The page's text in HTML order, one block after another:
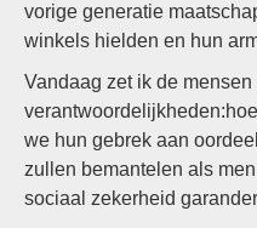
vorige generatie
winkels hielden en hun
Vandaag zet ik de mensen
we hun gebrek aan
zullen bemantelen als
sociaal zekerheid